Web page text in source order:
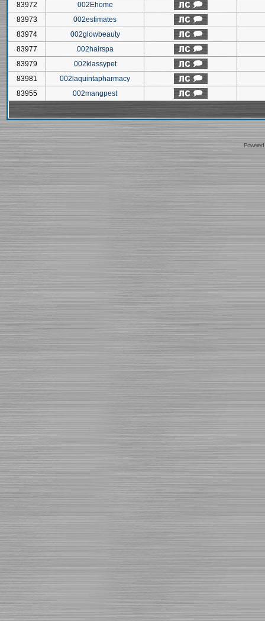
83972
002Ehome
83973
002estimates
83974
002glowbeauty
83977
002hairspa
83979
002klassypet
83981
002laquintapharmacy
83955
002mangpest